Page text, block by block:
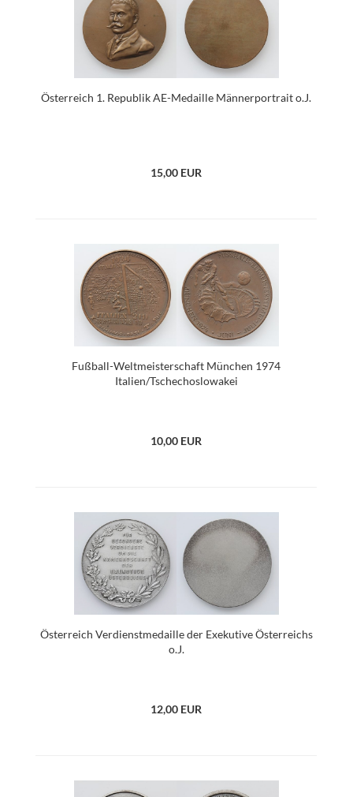
Österreich 1. Republik AE-Medaille Männerportrait o.J.
15,00 EUR
Fußball-Weltmeisterschaft München 1974
Italien/Tschechoslowakei
10,00 EUR
Österreich Verdienstmedaille der Exekutive Österreichs
o.J.
12,00 EUR